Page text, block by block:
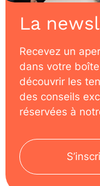
La
Recevez un
dans votre
découvrir les
des conseils
réservées à